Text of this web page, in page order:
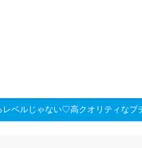
ベルじゃない♡高クオリティなプ